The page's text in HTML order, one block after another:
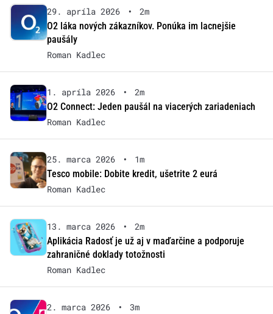
29. apríla 2026 •
2m
O2 láka nových zákazníkov. Ponúka im lacnejšie
paušály
Roman Kadlec
1. apríla 2026 •
2m
O2 Connect: Jeden paušál na viacerých zariadeniach
Roman Kadlec
25. marca 2026 •
1m
Tesco mobile: Dobite kredit, ušetrite 2 eurá
Roman Kadlec
13. marca 2026 •
2m
Aplikácia Radosť je už aj v maďarčine a podporuje
zahraničné doklady totožnosti
Roman Kadlec
2. marca 2026 •
3m